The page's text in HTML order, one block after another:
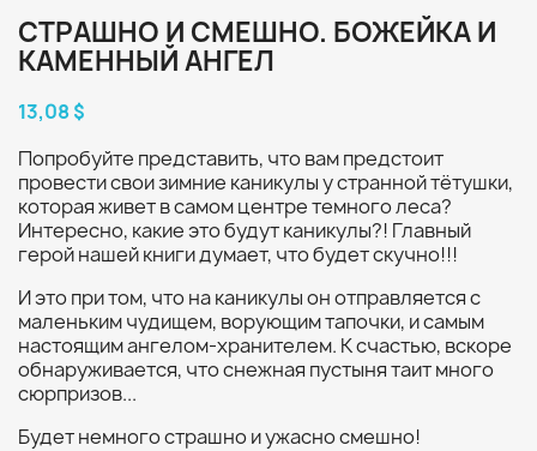
СТРАШНО И СМЕШНО. БОЖЕЙКА И
КАМЕННЫЙ АНГЕЛ
13,08 $
Попробуйте представить, что вам предстоит
провести свои зимние каникулы у странной тётушки,
которая живет в самом центре темного леса?
Интересно, какие это будут каникулы?! Главный
герой нашей книги думает, что будет скучно!!!
И это при том, что на каникулы он отправляется с
маленьким чудищем, ворующим тапочки, и самым
настоящим ангелом-хранителем. К счастью, вскоре
обнаруживается, что снежная пустыня таит много
сюрпризов...
Будет немного страшно и ужасно смешно!